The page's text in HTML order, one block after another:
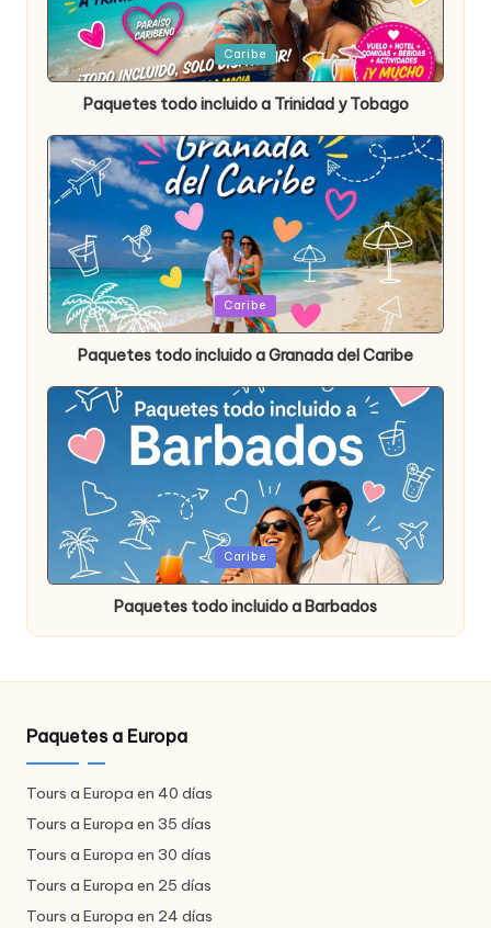
Publicada
en
Caribe
Paquetes todo incluido a Trinidad y Tobago
Publicada
en
Caribe
Paquetes todo incluido a Granada del Caribe
Publicada
en
Caribe
Paquetes todo incluido a Barbados
Paquetes a Europa
Tours a Europa en 40 días
Tours a Europa en 35 días
Tours a Europa en 30 días
Tours a Europa en 25 días
Tours a Europa en 24 días